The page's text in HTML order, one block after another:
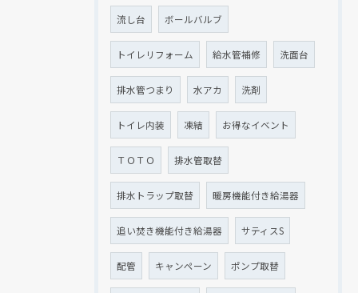
流し台 ボールバルブ
トイレリフォーム 給水管補修 洗面台
排水管つまり 水アカ 洗剤
トイレ内装 凍結 お得なイベント
ＴＯＴＯ 排水管取替
排水トラップ取替 暖房機能付き給湯器
追い焚き機能付き給湯器 サティスS
配管 キャンペーン ポンプ取替